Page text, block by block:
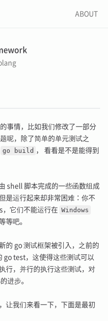
ABOUT
事情，比如我们修改了一部分
呢，除了简单的单元测试之
go build ， 看看是不是能得到
shell 脚本完成的一些函数组成
是运行起来却非常困难：你不
它们不能运行在 Windows
等吧。
的 go 测试框架被引入，之前的
go test，这使得这些测试可以
行，并行的执行这些测试，对
进步。
让我们来看一下，下面是最初